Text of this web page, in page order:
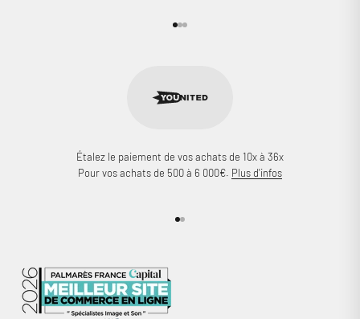
Aller à l'élément 1
Aller à l'élément 2
Aller à l'élément 3
Étalez le paiement de vos achats de 10x à 36x
Pour vos achats de 500 à 6 000€. Plus d'infos
Aller à l'élément 1
Aller à l'élément 2